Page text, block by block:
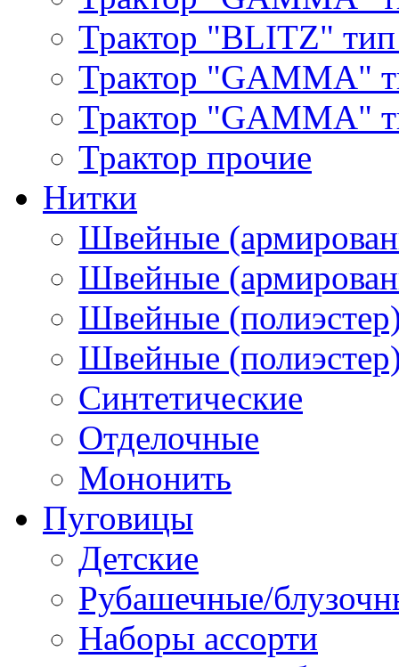
Трактор "BLITZ"
Трактор "GAMMA"
Трактор "GAMMA"
Трактор прочие
Нитки
Швейные
Швейные
Швейные
Швейные
Синтетические
Отделочные
Мононить
Пуговицы
Детские
Рубашечные/
Наборы ассорти